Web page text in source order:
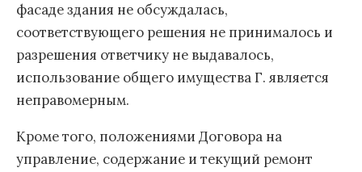
фасаде здания не обсуждалась,
соответствующего решения не принималось и
разрешения ответчику не выдавалось,
использование общего имущества Г. является
неправомерным.
Кроме того, положениями Договора на
управление, содержание и текущий ремонт